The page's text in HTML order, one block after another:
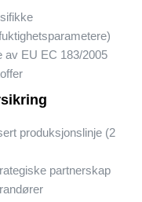
av EU EC 183/2005
produksjonslinje (2
partnerskap